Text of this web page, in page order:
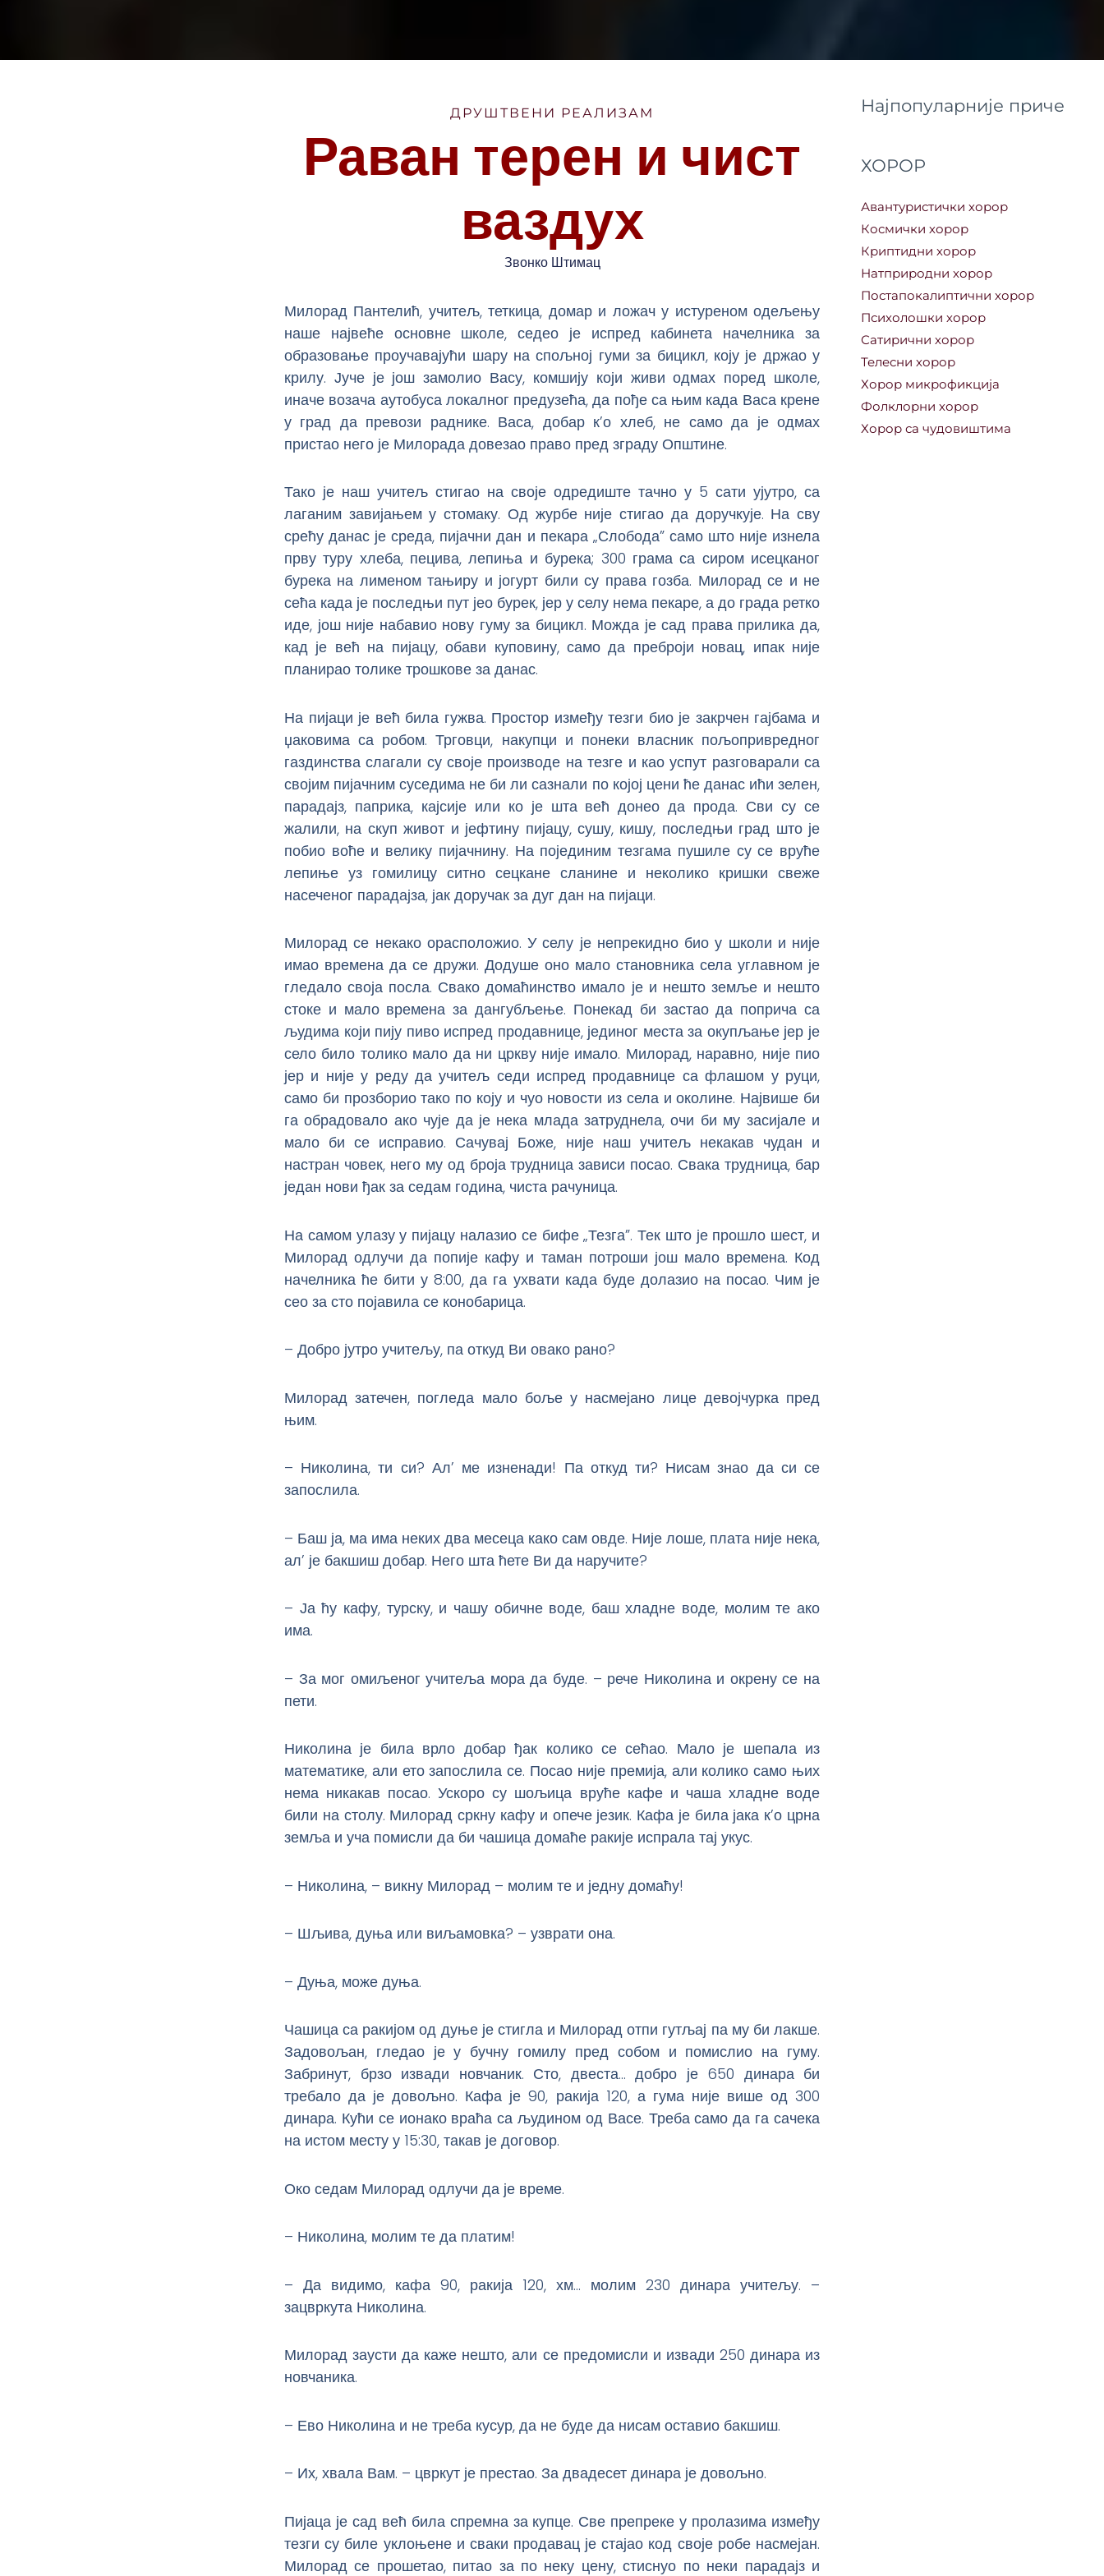
ДРУШТВЕНИ РЕАЛИЗАМ
Раван терен и чист
ваздух
Звонко Штимац
Милорад Пантелић, учитељ, теткица, домар и ложач у истуреном одељењу
наше највеће основне школе, седео је испред кабинета начелника за
образовање проучавајући шару на спољној гуми за бицикл, коју је држао у
крилу. Јуче је још замолио Васу, комшију који живи одмах поред школе,
иначе возача аутобуса локалног предузећа, да пође са њим када Васа крене
у град да превози раднике. Васа, добар к’о хлеб, не само да је одмах
пристао него је Милорада довезао право пред зграду Општине.
Тако је наш учитељ стигао на своје одредиште тачно у 5 сати ујутро, са
лаганим завијањем у стомаку. Од журбе није стигао да доручкује. На сву
срећу данас је среда, пијачни дан и пекара „Слобода” само што није изнела
прву туру хлеба, пецива, лепиња и бурека; 300 грама са сиром исецканог
бурека на лименом тањиру и јогурт били су права гозба. Милорад се и не
сећа када је последњи пут јео бурек, јер у селу нема пекаре, а до града ретко
иде, још није набавио нову гуму за бицикл. Можда је сад права прилика да,
кад је већ на пијацу, обави куповину, само да преброји новац, ипак није
планирао толике трошкове за данас.
На пијаци је већ била гужва. Простор између тезги био је закрчен гајбама и
џаковима са робом. Трговци, накупци и понеки власник пољопривредног
газдинства слагали су своје производе на тезге и као успут разговарали са
својим пијачним суседима не би ли сазнали по којој цени ће данас ићи зелен,
парадајз, паприка, кајсије или ко је шта већ донео да прода. Сви су се
жалили, на скуп живот и јефтину пијацу, сушу, кишу, последњи град што је
побио воће и велику пијачнину. На појединим тезгама пушиле су се вруће
лепиње уз гомилицу ситно сецкане сланине и неколико кришки свеже
насеченог парадајза, јак доручак за дуг дан на пијаци.
Милорад се некако орасположио. У селу је непрекидно био у школи и није
имао времена да се дружи. Додуше оно мало становника села углавном је
гледало своја посла. Свако домаћинство имало је и нешто земље и нешто
стоке и мало времена за дангубљење. Понекад би застао да поприча са
људима који пију пиво испред продавнице, јединог места за окупљање јер је
село било толико мало да ни цркву није имало. Милорад, наравно, није пио
јер и није у реду да учитељ седи испред продавнице са флашом у руци,
само би прозборио тако по коју и чуо новости из села и околине. Највише би
га обрадовало ако чује да је нека млада затруднела, очи би му засијале и
мало би се исправио. Сачувај Боже, није наш учитељ некакав чудан и
настран човек, него му од броја трудница зависи посао. Свака трудница, бар
један нови ђак за седам година, чиста рачуница.
На самом улазу у пијацу налазио се бифе „Тезга”. Тек што је прошло шест, и
Милорад одлучи да попије кафу и таман потроши још мало времена. Код
начелника ће бити у 8:00, да га ухвати када буде долазио на посао. Чим је
сео за сто појавила се конобарица.
– Добро јутро учитељу, па откуд Ви овако рано?
Милорад затечен, погледа мало боље у насмејано лице девојчурка пред
њим.
– Николина, ти си? Ал’ ме изненади! Па откуд ти? Нисам знао да си се
запослила.
– Баш ја, ма има неких два месеца како сам овде. Није лоше, плата није нека,
ал’ је бакшиш добар. Него шта ћете Ви да наручите?
– Ја ћу кафу, турску, и чашу обичне воде, баш хладне воде, молим те ако
има.
– За мог омиљеног учитеља мора да буде. – рече Николина и окрену се на
пети.
Николина је била врло добар ђак колико се сећао. Мало је шепала из
математике, али ето запослила се. Посао није премија, али колико само њих
нема никакав посао. Ускоро су шољица вруће кафе и чаша хладне воде
били на столу. Милорад сркну кафу и опече језик. Кафа је била јака к’о црна
земља и уча помисли да би чашица домаће ракије испрала тај укус.
– Николина, – викну Милорад – молим те и једну домаћу!
– Шљива, дуња или виљамовка? – узврати она.
– Дуња, може дуња.
Чашица са ракијом од дуње је стигла и Милорад отпи гутљај па му би лакше.
Задовољан, гледао је у бучну гомилу пред собом и помислио на гуму.
Забринут, брзо извади новчаник. Сто, двеста… добро је 650 динара би
требало да је довољно. Кафа је 90, ракија 120, а гума није више од 300
динара. Кући се ионако враћа са људином од Васе. Треба само да га сачека
на истом месту у 15:30, такав је договор.
Око седам Милорад одлучи да је време.
– Николина, молим те да платим!
– Да видимо, кафа 90, ракија 120, хм… молим 230 динара учитељу. –
зацвркута Николина.
Милорад заусти да каже нешто, али се предомисли и извади 250 динара из
новчаника.
– Ево Николина и не треба кусур, да не буде да нисам оставио бакшиш.
– Их, хвала Вам. – цвркут је престао. За двадесет динара је довољно.
Пијаца је сад већ била спремна за купце. Све препреке у пролазима између
тезги су биле уклоњене и сваки продавац је стајао код своје робе насмејан.
Милорад се прошетао, питао за по неку цену, стиснуо по неки парадајз и
Најпопуларније приче
ХОРОР
Авантуристички хорор
Космички хорор
Криптидни хорор
Натприродни хорор
Постапокалиптични хорор
Психолошки хорор
Сатирични хорор
Телесни хорор
Хорор микрофикција
Фолклорни хорор
Хорор са чудовиштима